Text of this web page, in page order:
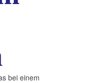
bei einem